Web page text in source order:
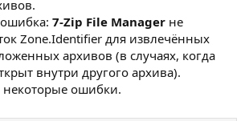
7-Zip File Manager не
Zone.Identifier для извлечённых
архивов (в случаях, когда
внутри другого архива).
ошибки.